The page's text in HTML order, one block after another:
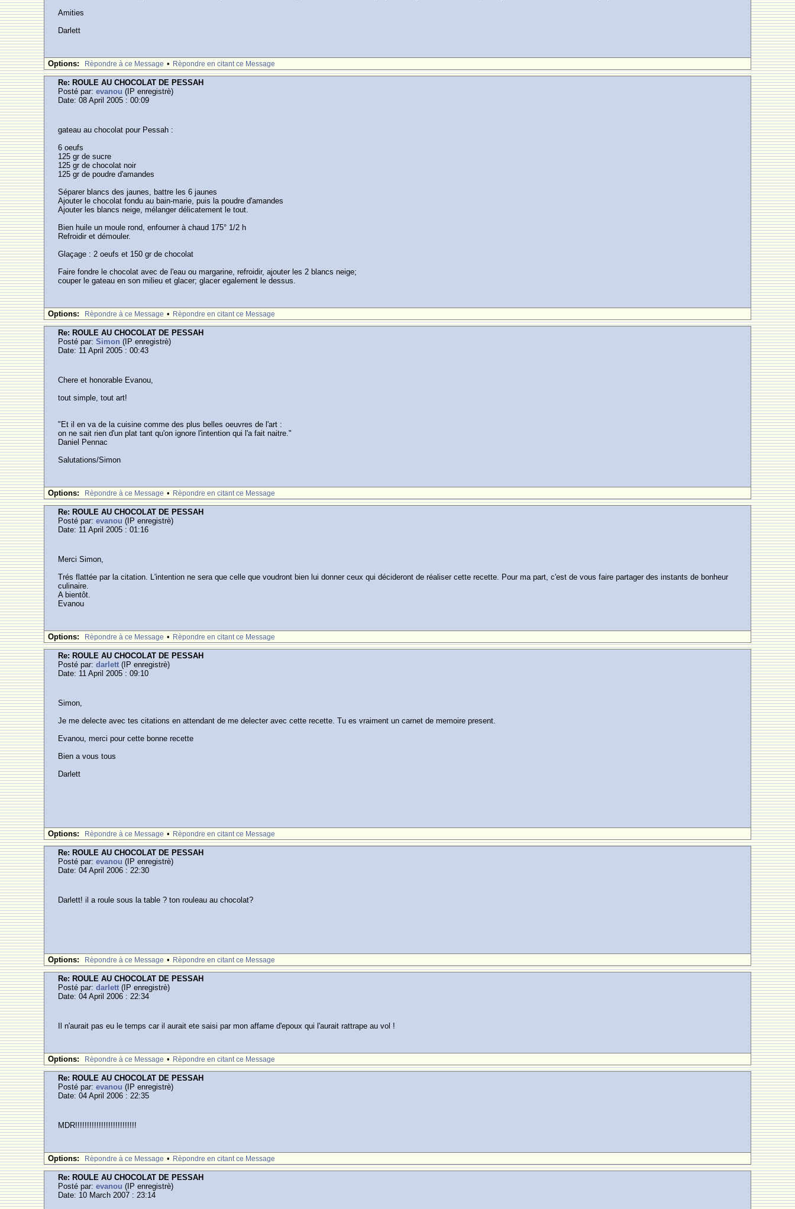
Amities
Darlett
Options: Rèpondre à ce Message • Rèpondre en citant ce Message
Re: ROULE AU CHOCOLAT DE PESSAH
Posté par:evanou (IP enregistrè)
Date: 08 April 2005 : 00:09
gateau au chocolat pour Pessah :
6 oeufs
125 gr de sucre
125 gr de chocolat noir
125 gr de poudre d'amandes
Séparer blancs des jaunes, battre les 6 jaunes
Ajouter le chocolat fondu au bain-marie, puis la poudre d'amandes
Ajouter les blancs neige, mélanger délicatement le tout.
Bien huile un moule rond, enfourner à chaud 175° 1/2 h
Refroidir et démouler.
Glaçage : 2 oeufs et 150 gr de chocolat
Faire fondre le chocolat avec de l'eau ou margarine, refroidir, ajouter les 2 blancs neige;
couper le gateau en son milieu et glacer; glacer egalement le dessus.
Options: Rèpondre à ce Message • Rèpondre en citant ce Message
Re: ROULE AU CHOCOLAT DE PESSAH
Posté par:Simon (IP enregistrè)
Date: 11 April 2005 : 00:43
Chere et honorable Evanou,
tout simple, tout art!
"Et il en va de la cuisine comme des plus belles oeuvres de l'art :
on ne sait rien d'un plat tant qu'on ignore l'intention qui l'a fait naitre."
Daniel Pennac
Salutations/Simon
Options: Rèpondre à ce Message • Rèpondre en citant ce Message
Re: ROULE AU CHOCOLAT DE PESSAH
Posté par:evanou (IP enregistrè)
Date: 11 April 2005 : 01:16
Merci Simon,
Trés flattée par la citation. L'intention ne sera que celle que voudront bien lui donner ceux qui décideront de réaliser cette recette. Pour ma part, c'est de vous faire partager des instants de bonheur
culinaire.
A bientôt.
Evanou
Options: Rèpondre à ce Message • Rèpondre en citant ce Message
Re: ROULE AU CHOCOLAT DE PESSAH
Posté par:darlett (IP enregistrè)
Date: 11 April 2005 : 09:10
Simon,
Je me delecte avec tes citations en attendant de me delecter avec cette recette. Tu es vraiment un carnet de memoire present.
Evanou, merci pour cette bonne recette
Bien a vous tous
Darlett
Options: Rèpondre à ce Message • Rèpondre en citant ce Message
Re: ROULE AU CHOCOLAT DE PESSAH
Posté par:evanou (IP enregistrè)
Date: 04 April 2006 : 22:30
Darlett! il a roule sous la table ? ton rouleau au chocolat?
Options: Rèpondre à ce Message • Rèpondre en citant ce Message
Re: ROULE AU CHOCOLAT DE PESSAH
Posté par:darlett (IP enregistrè)
Date: 04 April 2006 : 22:34
Il n'aurait pas eu le temps car il aurait ete saisi par mon affame d'epoux qui l'aurait rattrape au vol !
Options: Rèpondre à ce Message • Rèpondre en citant ce Message
Re: ROULE AU CHOCOLAT DE PESSAH
Posté par:evanou (IP enregistrè)
Date: 04 April 2006 : 22:35
MDR!!!!!!!!!!!!!!!!!!!!!!!!!!
Options: Rèpondre à ce Message • Rèpondre en citant ce Message
Re: ROULE AU CHOCOLAT DE PESSAH
Posté par:evanou (IP enregistrè)
Date: 10 March 2007 : 23:14